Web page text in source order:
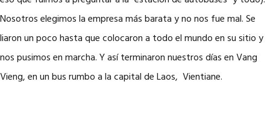
Nosotros elegimos la empresa más barata y no nos fue mal. Se
liaron un poco hasta que colocaron a todo el mundo en su sitio y
nos pusimos en marcha. Y así terminaron nuestros días en Vang
Vieng, en un bus rumbo a la capital de Laos, Vientiane.